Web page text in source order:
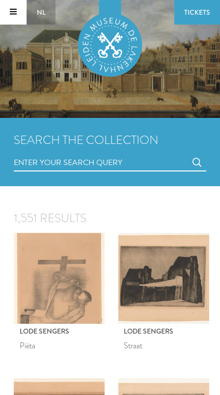
NL TICKETS
SEARCH THE COLLECTION
1,551 RESULTS
LODE SENGERS
Piëta
LODE SENGERS
Straat